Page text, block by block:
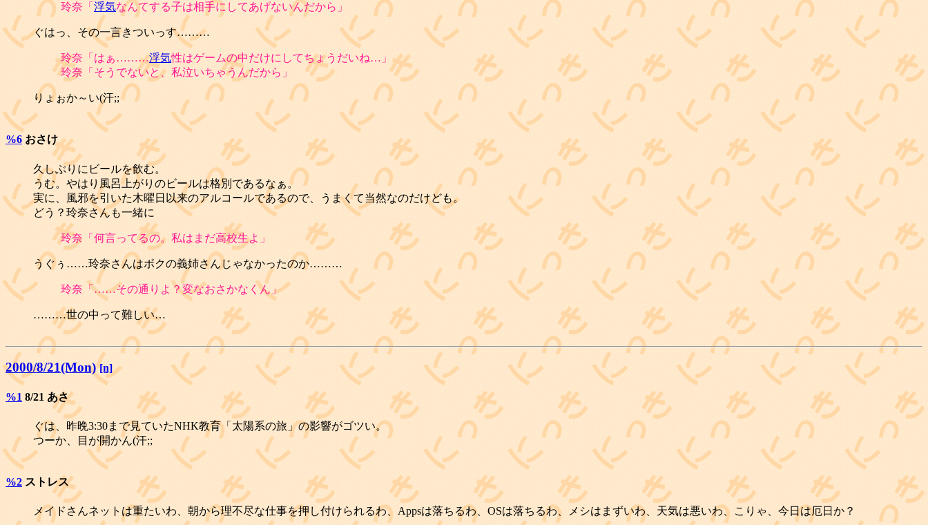
玲奈「 浮気なんてする子は相手にしてあげないんだから」
ぐはっ、その一言きついっす………
玲奈「はぁ………浮気性はゲームの中だけにしてちょうだいね…」
玲奈「そうでないと、私泣いちゃうんだから」
りょぉか～い(汗;;
%6 おさけ
久しぶりにビールを飲む。
うむ。やはり風呂上がりのビールは格別であるなぁ。
実に、風邪を引いた木曜日以来のアルコールであるので、うまくて当然なのだけども。
どう？玲奈さんも一緒に
玲奈「何言ってるの。私はまだ高校生よ」
うぐぅ……玲奈さんはボクの義姉さんじゃなかったのか………
玲奈「……その通りよ？変なおさかなくん」
………世の中って難しい…
2000/8/21(Mon) [n]
%1 8/21 あさ
ぐは、昨晩3:30まで見ていたNHK教育「太陽系の旅」の影響がゴツい。
つーか、目が開かん(汗;;
%2 ストレス
メイドさんネットは重たいわ、朝から理不尽な仕事を押し付けられるわ、Appsは落ちるわ、OSは落ちるわ、メシはまずいわ、天気は悪いわ、こりゃ、今日は厄日か？